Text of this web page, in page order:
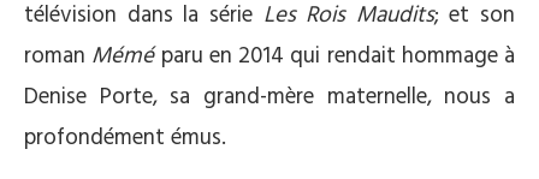
télévision dans la série Les Rois Maudits; et son
roman Méméparu en 2014 qui rendait hommage à
Denise Porte, sa grand-mère maternelle, nous a
profondément émus.